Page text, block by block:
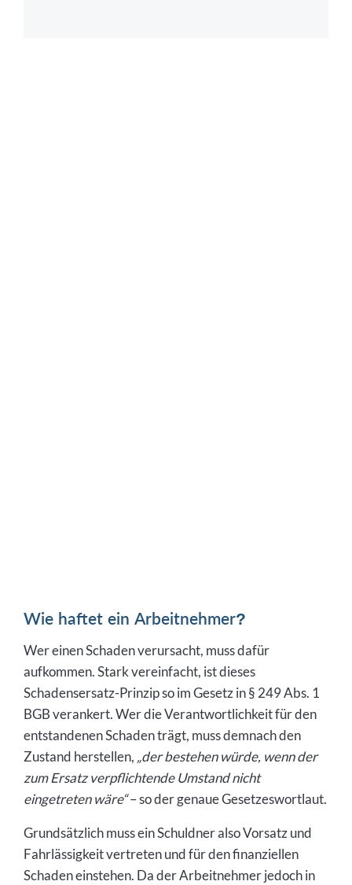
Wie haftet ein Arbeitnehmer?
Wer einen Schaden verursacht, muss dafür
aufkommen. Stark vereinfacht, ist dieses
Schadensersatz-Prinzip so im Gesetz in § 249 Abs. 1
BGB verankert. Wer die Verantwortlichkeit für den
entstandenen Schaden trägt, muss demnach den
Zustand herstellen, „der bestehen würde, wenn der
zum Ersatz verpflichtende Umstand nicht
eingetreten wäre“– so der genaue Gesetzeswortlaut.
Grundsätzlich muss ein Schuldner also Vorsatz und
Fahrlässigkeit vertreten und für den finanziellen
Schaden einstehen. Da der Arbeitnehmer jedoch in